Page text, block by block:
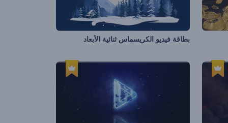
بطاقة فيديو الكريسماس ثنائية الأبعاد